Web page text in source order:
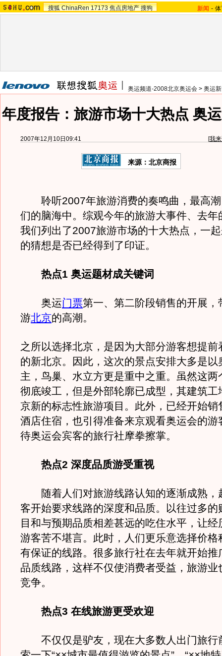
搜狐 ChinaRen 17173 焦点房地产 搜狗 新闻 -
奥运频道-2008北京奥运会 > 奥运
年度报告：旅游市场十大热点 奥
2007年12月10日09:41 [我
来源：北京商报
聆听2007年旅游消费的奏鸣曲，最高潮
们的脑海中。综观今年的旅游大事件、去年
我们列出了2007旅游市场的十大热点，一
的猜想是否已经得到了印证。
热点1 奥运题材成关键词
奥运门票第一、第二阶段销售的开展，
游北京的高潮。
之所以选择北京，是因为大部分游客想提前
的新北京。因此，这次的景点安排大多是以
主，鸟巢、水立方更是重中之重。虽然这两
彻底竣工，但是外部轮廓已成型，其建筑工
京新的标志性旅游项目。此外，已经开始销
酒店住宿，也引得准备来京观看奥运会的游
待奥运会宾客的旅行社摩拳擦掌。
热点2 深度品质游受重视
随着人们对旅游线路认知的逐渐成熟，
客开始要求线路的深度和品质。以往过多的
目和与预期品质相差甚远的吃住水平，让经
游客苦不堪言。此时，人们更乐意选择价格
有保证的线路。很多旅行社在去年就开始推
品质线路，这样不仅使消费者受益，旅游业
竞争。
热点3 在线旅游更受欢迎
不仅仅是驴友，现在大多数人出门旅行